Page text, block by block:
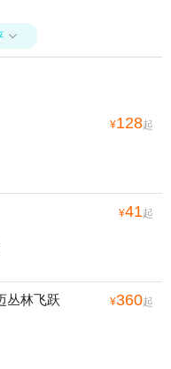

¥128起
¥41起
丛林飞跃 ¥360起